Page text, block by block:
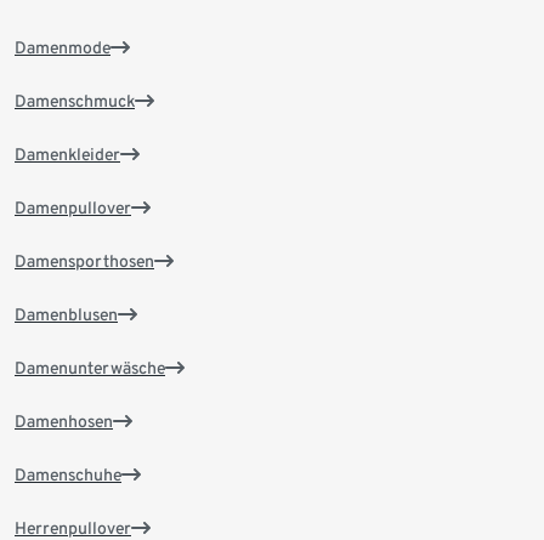
Damenmode
Damenschmuck
Damenkleider
Damenpullover
Damensporthosen
Damenblusen
Damenunterwäsche
Damenhosen
Damenschuhe
Herrenpullover